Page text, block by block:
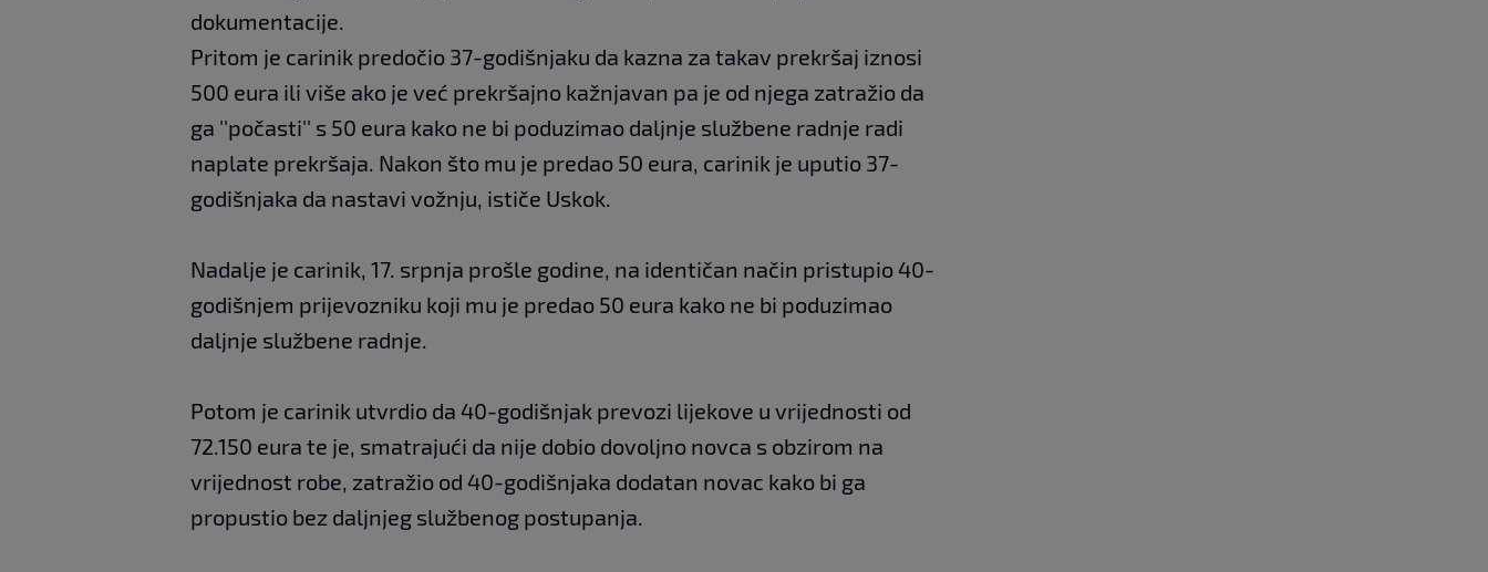
dokumentacije.
Pritom je carinik predočio 37-godišnjaku da kazna za takav prekršaj iznosi
500 eura ili više ako je već prekršajno kažnjavan pa je od njega zatražio da
ga ''počasti'' s 50 eura kako ne bi poduzimao daljnje službene radnje radi
naplate prekršaja. Nakon što mu je predao 50 eura, carinik je uputio 37-
godišnjaka da nastavi vožnju, ističe Uskok.
Nadalje je carinik, 17. srpnja prošle godine, na identičan način pristupio 40-
godišnjem prijevozniku koji mu je predao 50 eura kako ne bi poduzimao
daljnje službene radnje.
Potom je carinik utvrdio da 40-godišnjak prevozi lijekove u vrijednosti od
72.150 eura te je, smatrajući da nije dobio dovoljno novca s obzirom na
vrijednost robe, zatražio od 40-godišnjaka dodatan novac kako bi ga
propustio bez daljnjeg službenog postupanja.